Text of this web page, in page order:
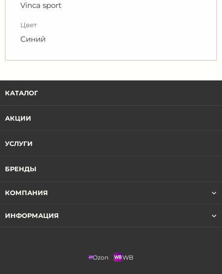
Vinca sport
Цвет
Синий
КАТАЛОГ
АКЦИИ
УСЛУГИ
БРЕНДЫ
КОМПАНИЯ
ИНФОРМАЦИЯ
Ozon WB